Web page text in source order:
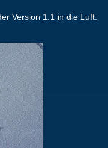
Version 1.1 in die Luft.